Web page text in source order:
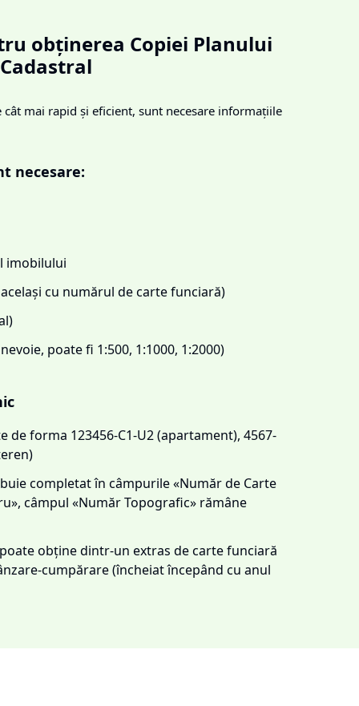
obținerea Copiei Planului
Cadastral
cât mai rapid și eficient, sunt necesare informațiile
necesare:
imobilului
cu numărul de carte funciară)
poate fi 1:500, 1:1000, 1:2000)
forma 123456-C1-U2 (apartament), 4567-
completat în câmpurile «Număr de Carte
câmpul «Număr Topografic» rămâne
obține dintr-un extras de carte funciară
cumpărare (încheiat începând cu anul